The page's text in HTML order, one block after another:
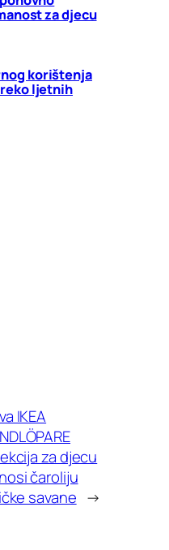
za djecu
korištenja
ljetnih
IKEA
za djecu
čaroliju
savane →